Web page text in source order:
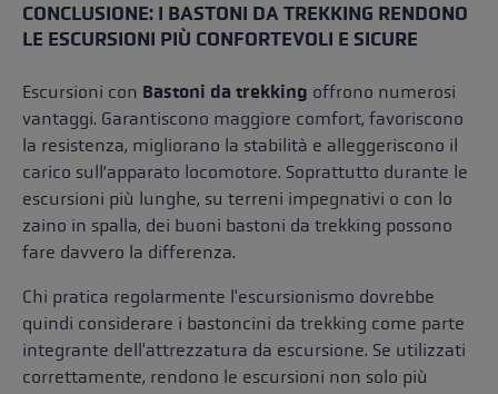
CONCLUSIONE: I BASTONI DA TREKKING RENDONO
LE ESCURSIONI PIÙ CONFORTEVOLI E SICURE
Escursioni con Bastoni da trekking offrono numerosi
vantaggi. Garantiscono maggiore comfort, favoriscono
la resistenza, migliorano la stabilità e alleggeriscono il
carico sull’apparato locomotore. Soprattutto durante le
escursioni più lunghe, su terreni impegnativi o con lo
zaino in spalla, dei buoni bastoni da trekking possono
fare davvero la differenza.
Chi pratica regolarmente l'escursionismo dovrebbe
quindi considerare i bastoncini da trekking come parte
integrante dell'attrezzatura da escursione. Se utilizzati
correttamente, rendono le escursioni non solo più